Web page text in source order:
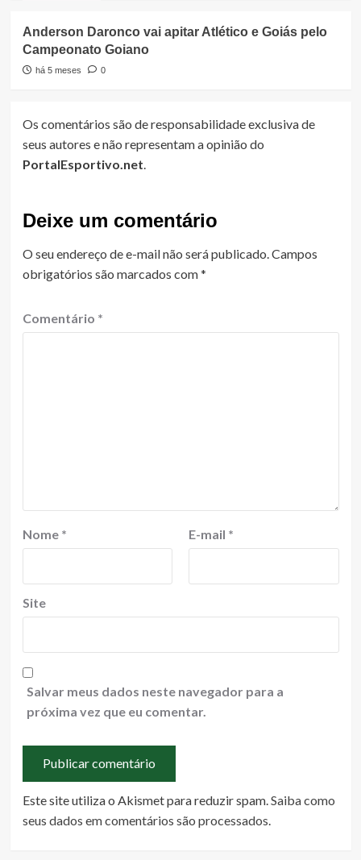
Anderson Daronco vai apitar Atlético e Goiás pelo
Campeonato Goiano
há 5 meses 0
Os comentários são de responsabilidade exclusiva de
seus autores e não representam a opinião do
PortalEsportivo.net
Deixe um comentário
O seu endereço de e-mail não será publicado. Campos
obrigatórios são marcados com*
Comentário *
Nome * E-mail *
Site
Salvar meus dados neste navegador para a
próxima vez que eu comentar.
Este site utiliza o Akismet para reduzir spam. Saiba como
seus dados em comentários são processados